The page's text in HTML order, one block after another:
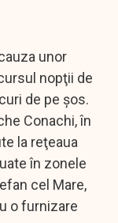
unor
nopţii de
de pe şos.
Conachi, în
la reţeaua
în zonele
cel Mare,
o furnizare